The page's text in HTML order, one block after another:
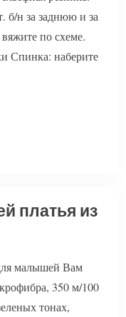
б/н за заднюю и за
по схеме.
Спинка: наберите
платья из
малышей Вам
350 м/100
тонах,